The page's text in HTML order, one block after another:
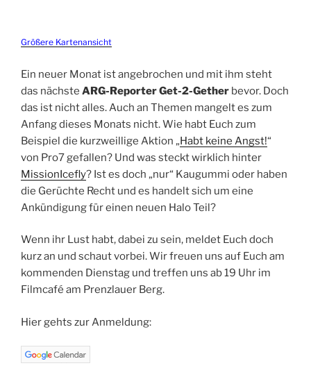
Größere Kartenansicht
Ein neuer Monat ist angebrochen und mit ihm steht
das nächste ARG-Reporter Get-2-Gether bevor. Doch
das ist nicht alles. Auch an Themen mangelt es zum
Anfang dieses Monats nicht. Wie habt Euch zum
Beispiel die kurzweillige Aktion „Habt keine Angst!“
von Pro7 gefallen? Und was steckt wirklich hinter
MissionIcefly? Ist es doch „nur“ Kaugummi oder haben
die Gerüchte Recht und es handelt sich um eine
Ankündigung für einen neuen Halo Teil?
Wenn ihr Lust habt, dabei zu sein, meldet Euch doch
kurz an und schaut vorbei. Wir freuen uns auf Euch am
kommenden Dienstag und treffen uns ab 19 Uhr im
Filmcafé am Prenzlauer Berg.
Hier gehts zur Anmeldung: